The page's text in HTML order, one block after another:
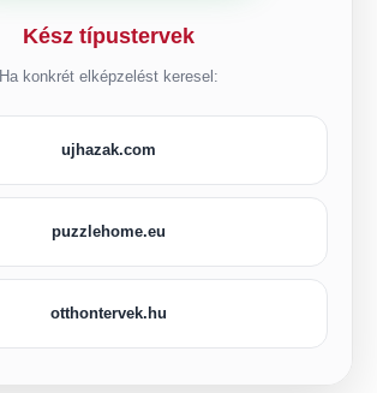
Kész típustervek
Ha konkrét elképzelést keresel:
ujhazak.com
puzzlehome.eu
otthontervek.hu